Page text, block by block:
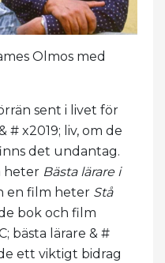
Olmos med
sent i livet för
# x2019; liv, om de
det undantag.
heter Bästa lärare i
en film heter Stå
bok och film
bästa lärare & #
ett viktigt bidrag